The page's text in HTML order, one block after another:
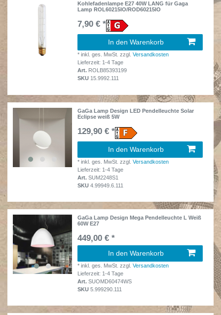
Kohlefadenlampe E27 40W LANG für Gaga
Lamp ROL60215IO/ROD60215IO
7,90 € *
In den Warenkorb
*inkl. ges. MwSt. zzgl.Versandkosten
Lieferzeit: 1-4 Tage
Art. ROLB85393199
SKU 15.9992.111
GaGa Lamp Design LED Pendelleuchte Solar
Eclipse weiß 5W
129,90 € *
In den Warenkorb
*inkl. ges. MwSt. zzgl.Versandkosten
Lieferzeit: 1-4 Tage
Art.SUM2248S1
SKU4.99949.6.111
GaGa Lamp Design Mega Pendelleuchte L Weiß
60W E27
449,00 € *
In den Warenkorb
*inkl. ges. MwSt. zzgl.Versandkosten
Lieferzeit: 1-4 Tage
Art.SUOMD60474WS
SKU5.999290.111